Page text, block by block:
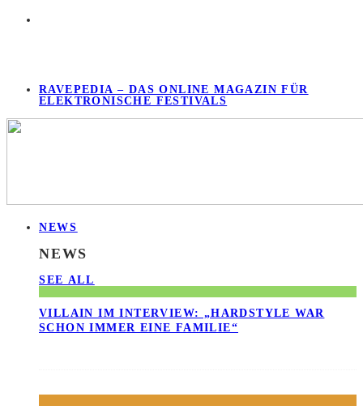
RAVEPEDIA – DAS ONLINE MAGAZIN FÜR
ELEKTRONISCHE FESTIVALS
NEWS
NEWS
SEE ALL
VILLAIN IM INTERVIEW: „HARDSTYLE WAR
SCHON IMMER EINE FAMILIE“